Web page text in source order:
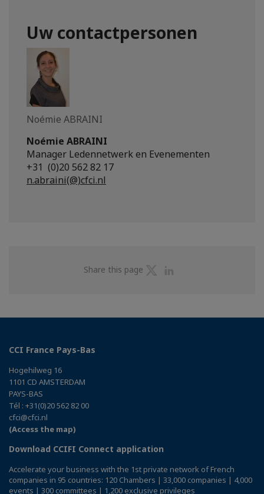
Uw contactpersonen
Noémie ABRAINI
Noémie ABRAINI
Manager Ledennetwerk en Evenementen
+31 (0)20 562 82 17
n.abraini(@)cfci.nl
Share this page
Share
CCI France Pays-Bas
Hogehilweg 16
1101 CD AMSTERDAM
PAYS-BAS
Tél : +31(0)20 562 82 00
cfci@cfci.nl
(Access the map)
Download CCIFI Connect application
Accelerate your business with the 1st private network of French
companies in 95 countries: 120 Chambers | 33,000 companies | 4,000
events | 300 committees | 1,200 exclusive privileges